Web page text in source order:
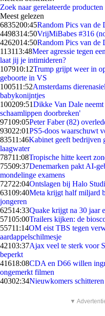
Zoek naar gerelateerde
Meest gelezen
6835200:45Random Pics van de
4498314:50VrijMiBabes #316
4262014:50Random Pics van de
113113:48Meer agressie tegen
laat jij je intimideren?
107910:12Trump grijpt weer in
geboorte in VS
100511:52Amsterdams
babykonijntjes
100209:51Dikke Van Dale
schaamlippen doorbreken'
97109:05Peter Faber (82)
93022:01PS5-doos waarschuwt
83511:46Kabinet geeft bedrijven
laagwater
78711:08Tropische hitte keert
75509:37Denemarken pakt AI-
mondelinge examens
72722:04Ontslagen bij Halo
63109:40Meta krijgt half miljard
jongeren
62514:33Quake krijgt na 30 jaar
57105:00Trailers kijken: de
55711:14OM eist TBS tegen
aardappelschilmesje
42103:37Ajax veel te sterk voor
beperkt
41618:08CDA en D66 willen
ongemerkt filmen
40302:34Nieuwkomers
▼